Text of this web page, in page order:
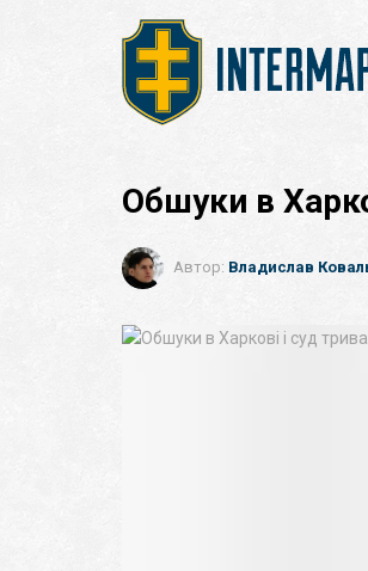
Обшуки в
Автор: Владислав